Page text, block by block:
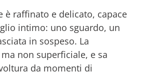
è raffinato e delicato, capace
intimo: uno sguardo, un
in sospeso. La
non superficiale, e sa
da momenti di